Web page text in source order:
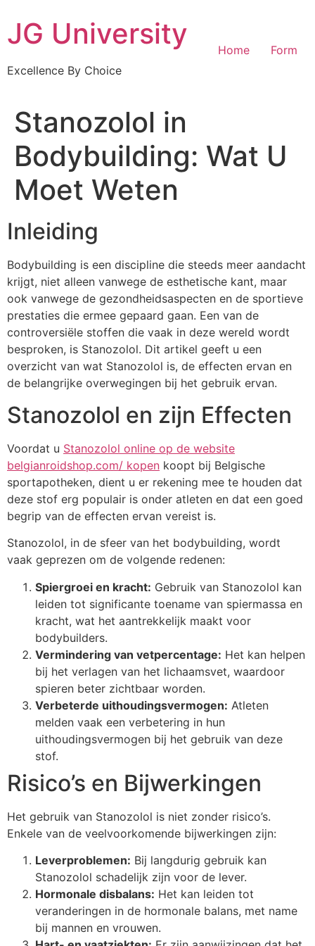
content
JG University
Excellence By Choice
Home Form
Stanozolol in
Bodybuilding: Wat U
Moet Weten
Inleiding
Bodybuilding is een discipline die steeds meer aandacht
krijgt, niet alleen vanwege de esthetische kant, maar
ook vanwege de gezondheidsaspecten en de sportieve
prestaties die ermee gepaard gaan. Een van de
controversiële stoffen die vaak in deze wereld wordt
besproken, is Stanozolol. Dit artikel geeft u een
overzicht van wat Stanozolol is, de effecten ervan en
de belangrijke overwegingen bij het gebruik ervan.
Stanozolol en zijn Effecten
Voordat u Stanozolol online op de website
belgianroidshop.com/ kopen koopt bij Belgische
sportapotheken, dient u er rekening mee te houden dat
deze stof erg populair is onder atleten en dat een goed
begrip van de effecten ervan vereist is.
Stanozolol, in de sfeer van het bodybuilding, wordt
vaak geprezen om de volgende redenen:
Spiergroei en kracht: Gebruik van Stanozolol kan
leiden tot significante toename van spiermassa en
kracht, wat het aantrekkelijk maakt voor
bodybuilders.
Vermindering van vetpercentage: Het kan helpen
bij het verlagen van het lichaamsvet, waardoor
spieren beter zichtbaar worden.
Verbeterde uithoudingsvermogen: Atleten
melden vaak een verbetering in hun
uithoudingsvermogen bij het gebruik van deze
stof.
Risico’s en Bijwerkingen
Het gebruik van Stanozolol is niet zonder risico’s.
Enkele van de veelvoorkomende bijwerkingen zijn:
Leverproblemen: Bij langdurig gebruik kan
Stanozolol schadelijk zijn voor de lever.
Hormonale disbalans: Het kan leiden tot
veranderingen in de hormonale balans, met name
bij mannen en vrouwen.